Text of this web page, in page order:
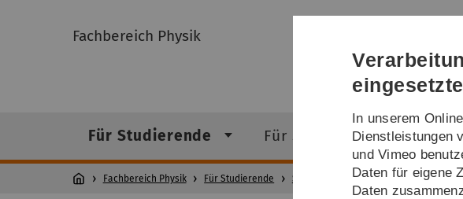
Fachbereich Physik
Für Studierende Für Studieninteressierte
Fachbereich Physik Für Studierende Studium Studienabschnitt im
In unserem
Dienstleistungen
und Vimeo
Daten für eigene
Daten